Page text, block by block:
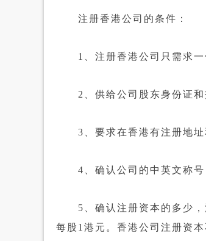
注册香港公司的条件：
1、注册香港公司只需求一
2、供给公司股东身份证和
3、要求在香港有注册地址
4、确认公司的中英文称号
5、确认注册资本的多少，
每股1港元。香港公司注册资